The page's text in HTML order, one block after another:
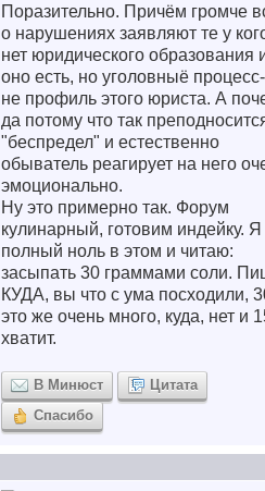
Поразительно. Причём громче
о нарушениях заявляют те у
нет юридического образования
оно есть, но уголовныё
не профиль этого юриста. А
да потому что так
"беспредел" и естественно
обыватель реагирует на него
эмоционально.
Ну это примерно так. Форум
кулинарный, готовим индейку. Я
полный ноль в этом и читаю:
засыпать 30 граммами соли.
КУДА, вы что с ума посходили,
это же очень много, куда, нет и
хватит.
В Минюст
Цитата
Спасибо